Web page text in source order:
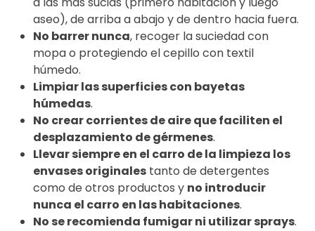
aseo), de arriba a abajo y de dentro hacia fuera.
No barrer nunca, recoger la suciedad con
mopa o protegiendo el cepillo con textil
húmedo.
Limpiar las superficies con bayetas
húmedas.
No crear corrientes de aire que faciliten el
desplazamiento de gérmenes.
Llevar siempre en el carro de la limpieza los
envases originales tanto de detergentes
como de otros productos y no introducir
nunca el carro en las habitaciones.
No se recomienda fumigar ni utilizar sprays.